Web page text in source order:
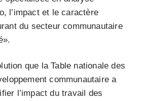
l’impact et le caractère
du secteur communautaire
que la Table nationale des
communautaire a
l’impact du travail des